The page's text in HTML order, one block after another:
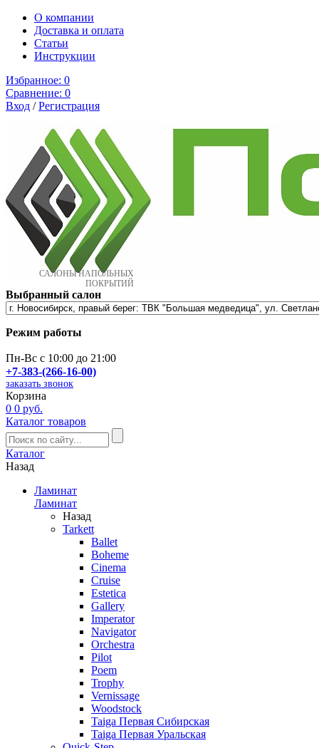
О компании
Доставка и оплата
Cтатьи
Инструкции
Избранное: 0
Сравнение: 0
Вход /Регистрация
САЛОНЫ НАПОЛЬНЫХ
ПОКРЫТИЙ
Выбранный салон
Режим работы
Пн-Вс с 10:00 до 21:00
+7-383-(266-16-00)
заказать звонок
Корзина
0 0 руб.
Каталог товаров
Каталог
Назад
Ламинат
Ламинат
Назад
Tarkett
Ballet
Boheme
Cinema
Cruise
Estetica
Gallery
Imperator
Navigator
Orchestra
Pilot
Poem
Trophy
Vernissage
Woodstock
Taiga Первая Сибирская
Taiga Первая Уральская